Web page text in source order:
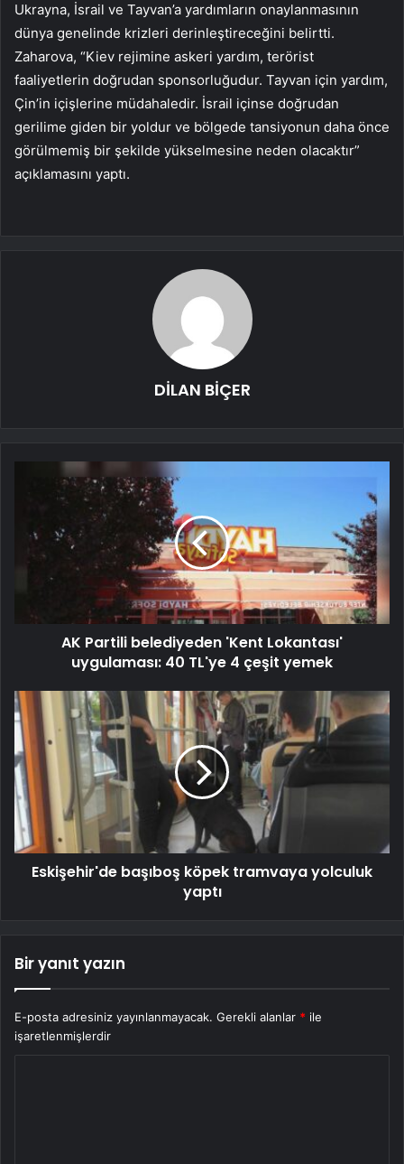
Ukrayna, İsrail ve Tayvan’a yardımların onaylanmasının
dünya genelinde krizleri derinleştireceğini belirtti.
Zaharova, “Kiev rejimine askeri yardım, terörist
faaliyetlerin doğrudan sponsorluğudur. Tayvan için yardım,
Çin’in içişlerine müdahaledir. İsrail içinse doğrudan
gerilime giden bir yoldur ve bölgede tansiyonun daha önce
görülmemiş bir şekilde yükselmesine neden olacaktır”
açıklamasını yaptı.
DİLAN BİÇER
AK Partili belediyeden 'Kent Lokantası'
uygulaması: 40 TL'ye 4 çeşit yemek
Eskişehir'de başıboş köpek tramvaya yolculuk
yaptı
Bir yanıt yazın
E-posta adresiniz yayınlanmayacak. Gerekli alanlar * ile
işaretlenmişlerdir